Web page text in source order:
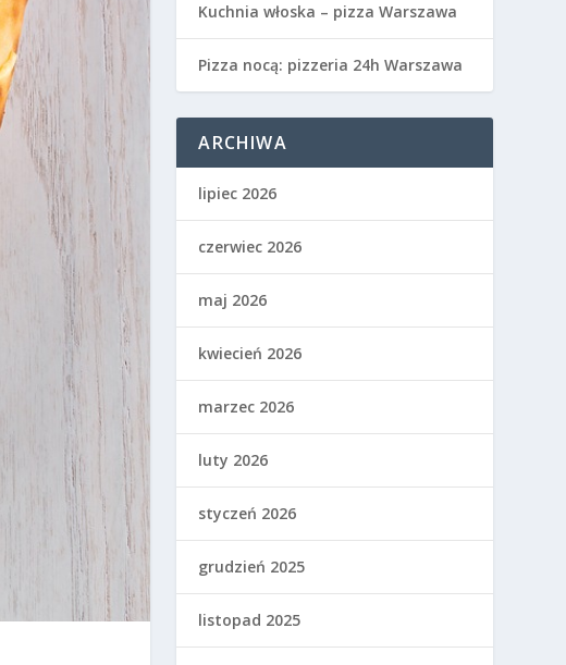
Kuchnia włoska – pizza Warszawa
Pizza nocą: pizzeria 24h Warszawa
ARCHIWA
lipiec 2026
czerwiec 2026
maj 2026
kwiecień 2026
marzec 2026
luty 2026
styczeń 2026
grudzień 2025
listopad 2025